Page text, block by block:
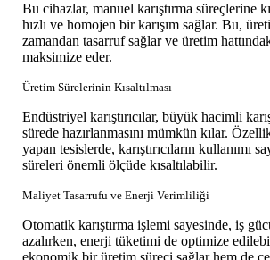
Bu cihazlar, manuel karıştırma süreçlerine
hızlı ve homojen bir karışım sağlar. Bu,
zamandan tasarruf sağlar ve üretim
maksimize eder.
Üretim Sürelerinin Kısaltılması
Endüstriyel karıştırıcılar, büyük hacimli
sürede hazırlanmasını mümkün kılar.
yapan tesislerde, karıştırıcıların kullanımı
süreleri önemli ölçüde kısaltılabilir.
Maliyet Tasarrufu ve Enerji Verimliliği
Otomatik karıştırma işlemi sayesinde, iş
azalırken, enerji tüketimi de optimize
ekonomik bir üretim süreci sağlar hem de